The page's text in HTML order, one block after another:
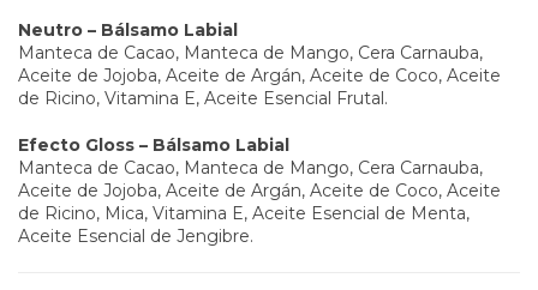
Neutro – Bálsamo Labial
Manteca de Cacao, Manteca de Mango, Cera Carnauba,
Aceite de Jojoba, Aceite de Argán, Aceite de Coco, Aceite
de Ricino, Vitamina E, Aceite Esencial Frutal.
Efecto Gloss – Bálsamo Labial
Manteca de Cacao, Manteca de Mango, Cera Carnauba,
Aceite de Jojoba, Aceite de Argán, Aceite de Coco, Aceite
de Ricino, Mica, Vitamina E, Aceite Esencial de Menta,
Aceite Esencial de Jengibre.